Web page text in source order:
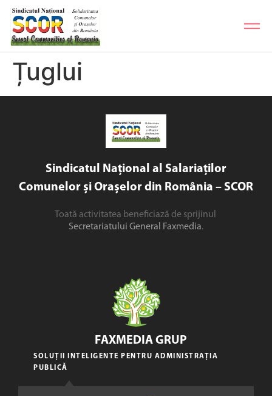
Țuglui
Sindicatul Național al Salariaților
Comunelor și Orașelor din România – SCOR
Toată activitatea beneficiază de sprijinul
Secretariatului General Faxmedia.
FAXMEDIA GRUP
SOLUȚII INTELIGENTE PENTRU ADMINISTRAȚIA
PUBLICĂ